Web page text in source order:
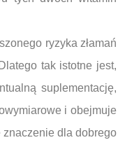
ryzyka złamań
tak istotne jest,
suplementację,
i obejmuje
znaczenie dla dobrego